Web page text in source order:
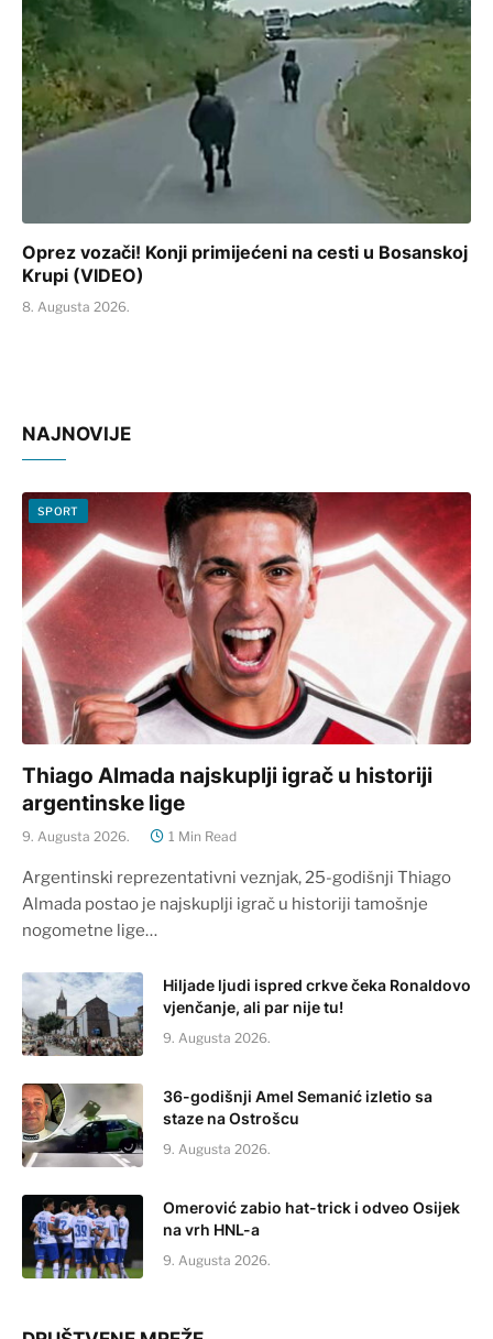
Oprez vozači! Konji primijećeni na cesti u Bosanskoj
Krupi (VIDEO)
8. Augusta 2026.
NAJNOVIJE
SPORT
Thiago Almada najskuplji igrač u historiji
argentinske lige
9. Augusta 2026. 1 Min Read
Argentinski reprezentativni veznjak, 25-godišnji Thiago
Almada postao je najskuplji igrač u historiji tamošnje
nogometne lige…
Hiljade ljudi ispred crkve čeka Ronaldovo
vjenčanje, ali par nije tu!
9. Augusta 2026.
36-godišnji Amel Semanić izletio sa
staze na Ostrošcu
9. Augusta 2026.
Omerović zabio hat-trick i odveo Osijek
na vrh HNL-a
9. Augusta 2026.